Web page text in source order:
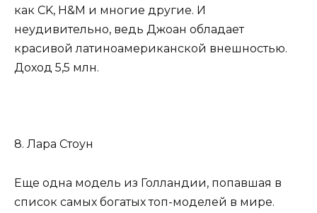
как CK, H&M и многие другие. И
неудивительно, ведь Джоан обладает
красивой латиноамериканской внешностью.
Доход 5,5 млн.
8. Лара Стоун
Еще одна модель из Голландии, попавшая в
список самых богатых топ-моделей в мире.